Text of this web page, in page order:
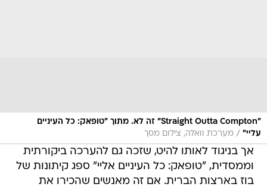
"Straight Outta Compton" זה לא. מתוך "טופאק: כל העיניים
עליי" / מערכת וואלה, צילום מסך
אך בניגוד לאותו להיט, שזכה גם להערכה ביקורתית
וממסדית, "טופאק: כל העיניים אליי" ספג קיתונות של
בוז בארצות הברית. אם זה מאנשים שהכירו את